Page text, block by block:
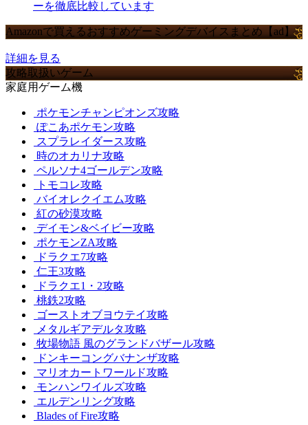
ーを徹底比較しています
Amazonで買えるおすすめゲーミングデバイスまとめ【ad】
詳細を見る
攻略取扱いゲーム
家庭用ゲーム機
ポケモンチャンピオンズ攻略
ぽこあポケモン攻略
スプラレイダース攻略
時のオカリナ攻略
ペルソナ4ゴールデン攻略
トモコレ攻略
バイオレクイエム攻略
紅の砂漠攻略
デイモン&ベイビー攻略
ポケモンZA攻略
ドラクエ7攻略
仁王3攻略
ドラクエ1・2攻略
桃鉄2攻略
ゴーストオブヨウテイ攻略
メタルギアデルタ攻略
牧場物語 風のグランドバザール攻略
ドンキーコングバナンザ攻略
マリオカートワールド攻略
モンハンワイルズ攻略
エルデンリング攻略
Blades of Fire攻略